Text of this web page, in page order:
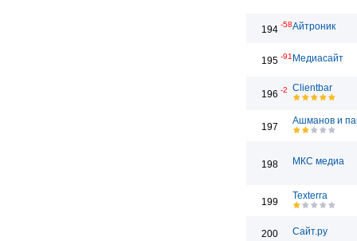
194 -58Айтроник
195 -91 Медиасайт
196 -2 Clientbar
197
Ашманов и
198 МКС медиа
199
Texterra
200 Сайт.ру